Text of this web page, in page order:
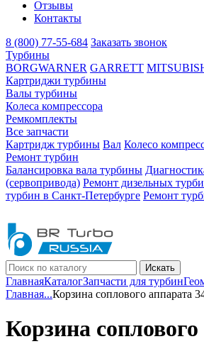
Отзывы
Контакты
8 (800) 77-55-684 Заказать звонок
Турбины
BORGWARNER GARRETT
Картриджи турбины
Валы турбины
Колеса компрессора
Ремкомплекты
Все запчасти
Картридж турбины Вал Колесо
Ремонт турбин
Балансировка вала турбины
(сервопривода) Ремонт дизельных
турбин в Санкт-Петербурге Ремонт
Искать
ГлавнаяКаталогЗапчасти для турбин
Главная...Корзина соплового аппарата
Корзина